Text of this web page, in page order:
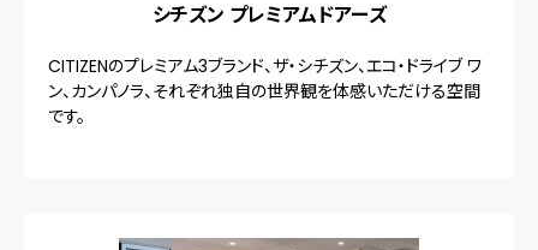
シチズン プレミアムドアーズ
CITIZENのプレミアム3ブランド、ザ・シチズン、エコ・ドライブ ワ
ン、カンパノラ、それぞれ独自の世界観を体感いただける空間
です。